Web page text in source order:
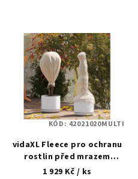
vidaXL Fleece pro ochranu
rostlin před mrazem
Béžová 50 x 1,6 m
1 929 Kč / ks
KÓD: 42021020MULTI